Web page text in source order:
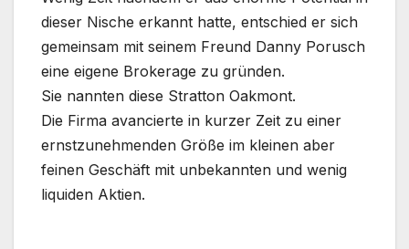
dieser Nische erkannt hatte, entschied er sich
gemeinsam mit seinem Freund Danny Porusch
eine eigene Brokerage zu gründen.
Sie nannten diese Stratton Oakmont.
Die Firma avancierte in kurzer Zeit zu einer
ernstzunehmenden Größe im kleinen aber
feinen Geschäft mit unbekannten und wenig
liquiden Aktien.